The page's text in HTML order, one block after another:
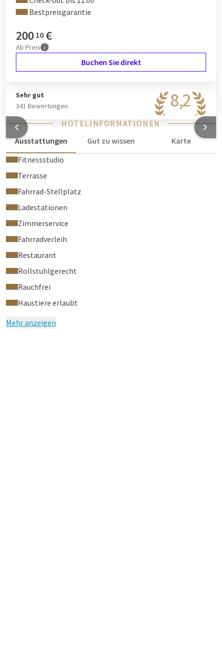
Bestpreisgarantie
200 10 €
Ab Preis
Buchen Sie direkt
8,2
Sehr gut
341 Bewertungen
HOTELINFORMATIONEN
Ausstattungen
Gut zu wissen
Karte
Fitnessstudio
Terrasse
Fahrrad-Stellplatz
Ladestationen
Zimmerservice
Fahrradverleih
Restaurant
Rollstuhlgerecht
Rauchfrei
Haustiere erlaubt
Mehr anzeigen